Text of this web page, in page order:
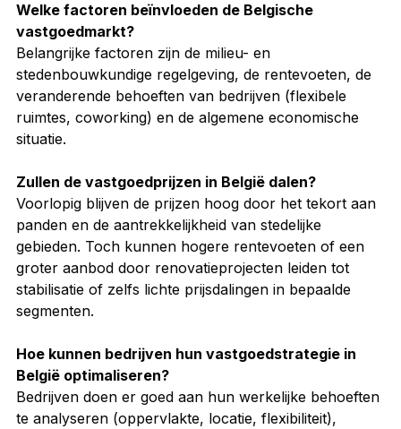
Welke factoren beïnvloeden de Belgische
vastgoedmarkt?
Belangrijke factoren zijn de milieu- en
stedenbouwkundige regelgeving, de rentevoeten, de
veranderende behoeften van bedrijven (flexibele
ruimtes, coworking) en de algemene economische
situatie.
Zullen de vastgoedprijzen in België dalen?
Voorlopig blijven de prijzen hoog door het tekort aan
panden en de aantrekkelijkheid van stedelijke
gebieden. Toch kunnen hogere rentevoeten of een
groter aanbod door renovatieprojecten leiden tot
stabilisatie of zelfs lichte prijsdalingen in bepaalde
segmenten.
Hoe kunnen bedrijven hun vastgoedstrategie in
België optimaliseren?
Bedrijven doen er goed aan hun werkelijke behoeften
te analyseren (oppervlakte, locatie, flexibiliteit),